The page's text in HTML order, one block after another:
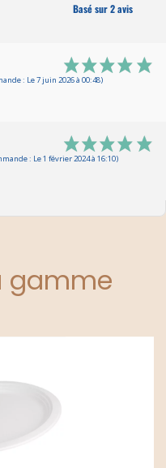
Basé sur 2 avis
: Le 7 juin 2026 à 00:48)
: Le 1 février 2024 à 16:10)
gamme